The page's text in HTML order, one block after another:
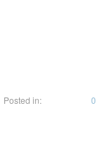
Posted in: 0